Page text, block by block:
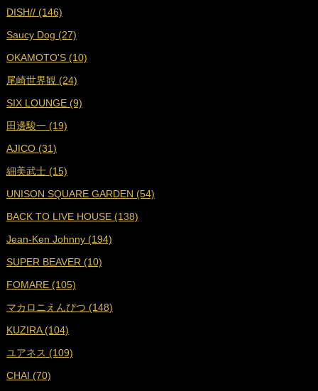
■2024年4月 (16)
■2024年3月 (17)
■2024年2月 (17)
■2024年1月 (18)
■2023年12月 (17)
■2023年11月 (19)
■2023年10月 (17)
■2023年9月 (17)
■2023年8月 (19)
■2023年7月 (16)
■2023年6月 (18)
■2023年5月 (19)
■2023年4月 (18)
■2023年3月 (19)
■2023年2月 (17)
■2023年1月 (17)
■2022年12月 (19)
DISH// (146)
Saucy Dog (27)
OKAMOTO'S (10)
尾崎世界観 (24)
SIX LOUNGE (9)
田邊駿一 (19)
AJICO (31)
細美武士 (15)
UNISON SQUARE GARDEN (54)
BACK TO LIVE HOUSE (138)
Jean-Ken Johnny (194)
SUPER BEAVER (10)
FOMARE (105)
マカロニえんぴつ (148)
KUZIRA (104)
ユアネス (109)
CHAI (70)